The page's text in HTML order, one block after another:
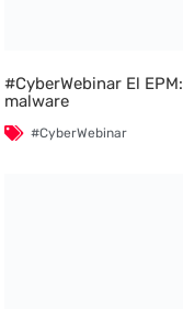
#CyberWebinar El
malware
#CyberWebinar